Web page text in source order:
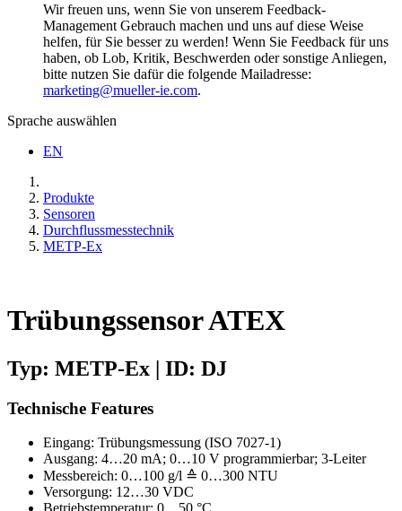
Wir freuen uns, wenn Sie von unserem Feedback-
Management Gebrauch machen und uns auf diese Weise
helfen, für Sie besser zu werden! Wenn Sie Feedback für uns
haben, ob Lob, Kritik, Beschwerden oder sonstige Anliegen,
bitte nutzen Sie dafür die folgende Mailadresse:
marketing@mueller-ie.com.
Sprache auswählen
EN
Produkte
Sensoren
Durchflussmesstechnik
METP-Ex
Trübungssensor ATEX
Typ: METP-Ex | ID: DJ
Technische Features
Eingang: Trübungsmessung (ISO 7027-1)
Ausgang: 4…20 mA; 0…10 V programmierbar; 3-Leiter
Messbereich: 0…100 g/l ≙ 0…300 NTU
Versorgung: 12…30 VDC